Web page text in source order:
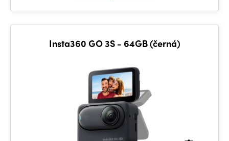
Insta360 GO 3S - 64GB (černá)